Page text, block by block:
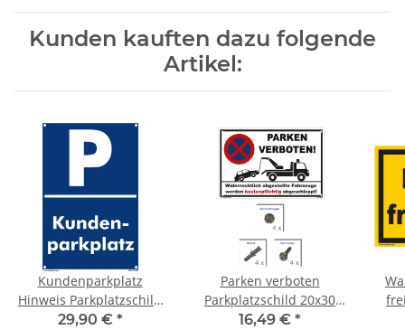
Kunden kauften dazu folgende
Artikel:
Kundenparkplatz
Hinweis Parkplatzschild
30x45 cm gelocht
29,90 € *
Parken verboten
Parkplatzschild 20x30
cm gelocht & Kit
16,49 € *